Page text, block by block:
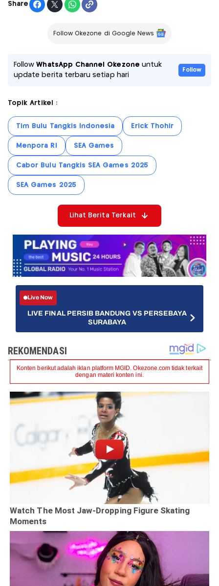
Share
Follow Okezone di Google News
FollowWhatsApp Channel Okezone untuk
update berita terbaru setiap hari
Follow
Topik Artikel :
Tim Bulu Tangkis Indonesia Erick Thohir
Menpora RI SEA Games
Cabor Bulu Tangkis SEA Games 2025
SEA Games 2025
Lihat Berita Terkait
Live Now
LIVE FINAL PERSIB BANDUNG VS PERSEBAYA
SURABAYA